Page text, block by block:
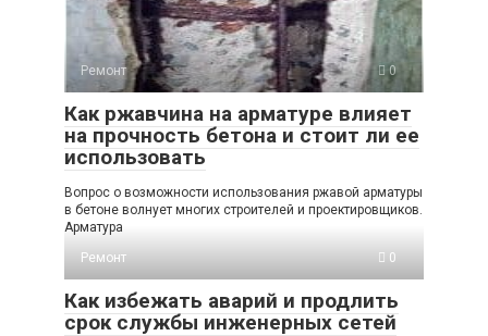
Ремонт 0
Как ржавчина на арматуре влияет
на прочность бетона и стоит ли ее
использовать
Вопрос о возможности использования ржавой арматуры
в бетоне волнует многих строителей и проектировщиков.
Арматура
Ремонт
0
Как избежать аварий и продлить
срок службы инженерных сетей